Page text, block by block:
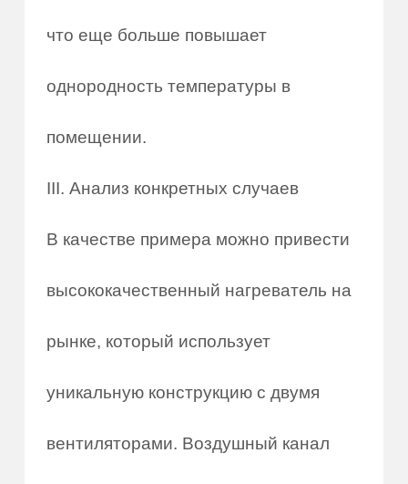
что еще больше повышает
однородность температуры в
помещении.
III. Анализ конкретных случаев
В качестве примера можно привести
высококачественный нагреватель на
рынке, который использует
уникальную конструкцию с двумя
вентиляторами. Воздушный канал